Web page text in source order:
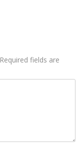
Required fields are